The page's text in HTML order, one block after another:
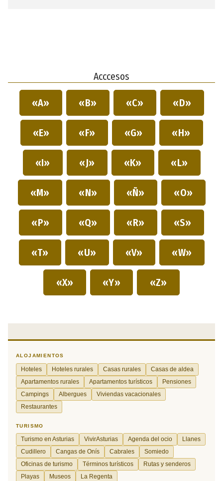
Acccesos
«A» «B» «C» «D»
«E» «F» «G» «H»
«I» «J» «K» «L»
«M» «N» «Ñ» «O»
«P» «Q» «R» «S»
«T» «U» «V» «W»
«X» «Y» «Z»